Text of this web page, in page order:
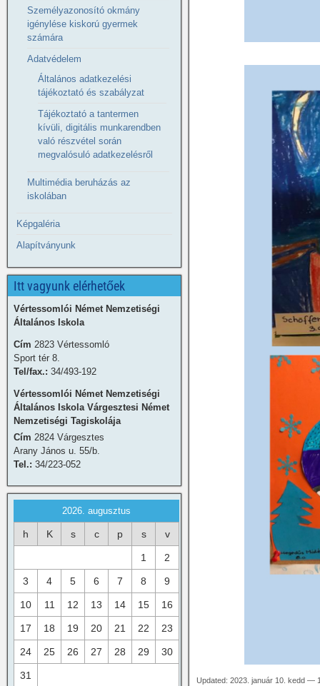
Updated: 2023. január 10. kedd —
Személyazonosító okmány
igénylése kiskorú gyermek
számára
Adatvédelem
Általános adatkezelési
tájékoztató és szabályzat
Tájékoztató a tantermen
kívüli, digitális munkarendben
való részvétel során
megvalósuló adatkezelésről
Multimédia beruházás az
iskolában
Képgaléria
Alapítványunk
Itt vagyunk elérhetőek
Vértessomlói Német Nemzetiségi
Általános Iskola
Cím 2823 Vértessomló
Sport tér 8.
Tel/fax.: 34/493-192
Vértessomlói Német Nemzetiségi
Általános Iskola Várgesztesi Német
Nemzetiségi Tagiskolája
Cím 2824 Várgesztes
Arany János u. 55/b.
Tel.: 34/223-052
2026. augusztus
h K s c p s v
1 2
3 4 5 6 7 8 9
10 11 12 13 14 15 16
17 18 19 20 21 22 23
24 25 26 27 28 29 30
31